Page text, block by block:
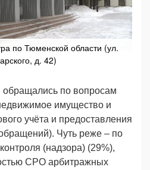
по Тюменской области (ул.
д. 42)
обращались по вопросам
имущество и
учёта и предоставления
Чуть реже – по
(надзора) (29%),
СРО арбитражных